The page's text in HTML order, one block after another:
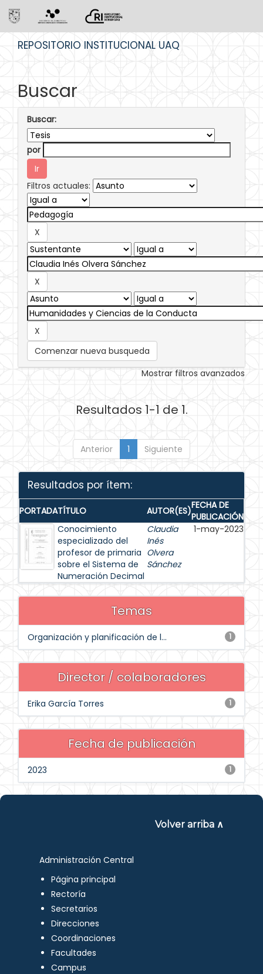
REPOSITORIO INSTITUCIONAL UAQ
Buscar
Buscar:
por
Filtros actuales:
Comenzar nueva busqueda
Mostrar filtros avanzados
Resultados 1-1 de 1.
Anterior 1 Siguiente
Resultados por ítem:
PORTADATÍTULO AUTOR(ES)FECHA DE
PUBLICACIÓN
Conocimiento
especializado del
profesor de primaria
sobre el Sistema de
Numeración Decimal
Claudia
Inés
Olvera
Sánchez
1-may-2023
Temas
1
Organización y planificación de l...
Director / colaboradores
1
Erika García Torres
Fecha de publicación
1
2023
Volver arriba ∧
Administración Central
Página principal
Rectoría
Secretarios
Direcciones
Coordinaciones
Facultades
Campus